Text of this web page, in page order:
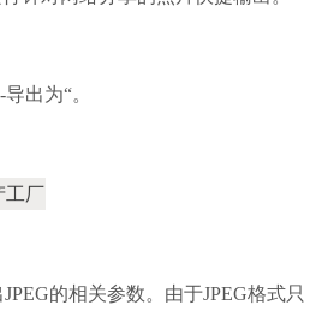
出为“。
的相关参数。由于JPEG格式只